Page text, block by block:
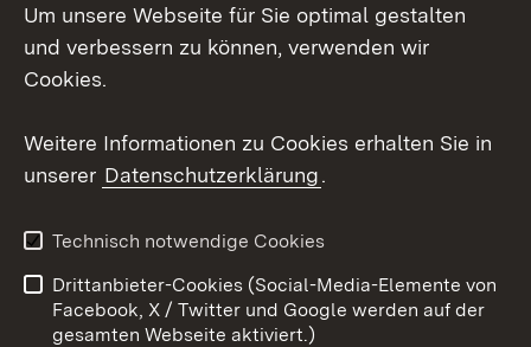
Facebook
Barrierefreiheit
Kontakt
Cookies
Um unsere Webseite für Sie optimal gestalten
und verbessern zu können, verwenden wir
Cookies.
Weitere Informationen zu Cookies erhalten Sie in
unserer Datenschutzerklärung.
Technisch notwendige Cookies
Drittanbieter-Cookies (Social-Media-Elemente von
Facebook, X / Twitter und Google werden auf der
gesamten Webseite aktiviert.)